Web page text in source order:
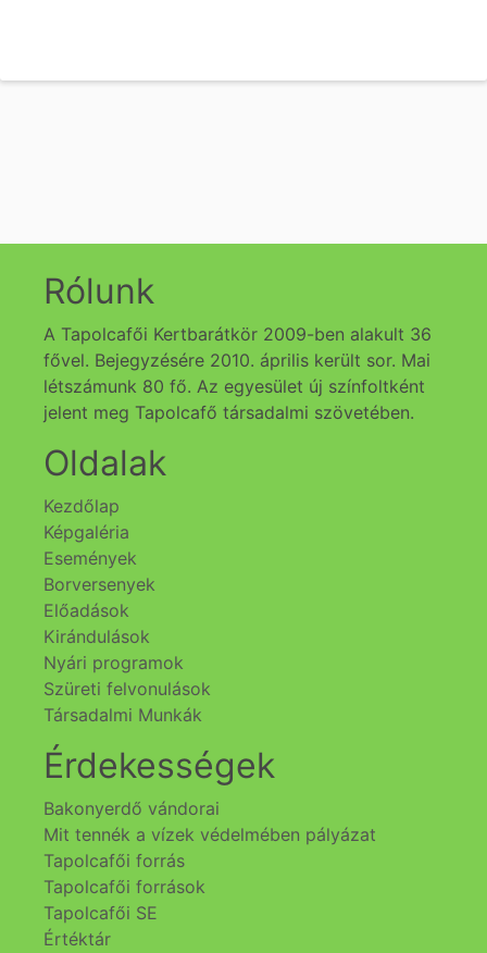
Rólunk
A Tapolcafői Kertbarátkör 2009-ben alakult 36
fővel. Bejegyzésére 2010. április került sor. Mai
létszámunk 80 fő. Az egyesület új színfoltként
jelent meg Tapolcafő társadalmi szövetében.
Oldalak
Kezdőlap
Képgaléria
Események
Borversenyek
Előadások
Kirándulások
Nyári programok
Szüreti felvonulások
Társadalmi Munkák
Érdekességek
Bakonyerdő vándorai
Mit tennék a vízek védelmében pályázat
Tapolcafői forrás
Tapolcafői források
Tapolcafői SE
Értéktár